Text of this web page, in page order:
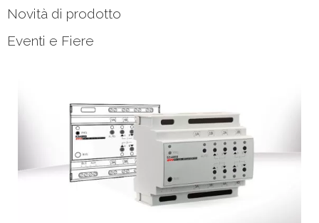
Novità di prodotto
Eventi e Fiere